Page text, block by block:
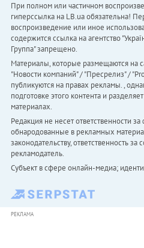
При полном или частичном
гиперссылка на LB.ua обязательна!
воспроизведение или иное
содержится ссылка на агентство
Группа" запрещено.
Материалы, которые размещаются на
"Новости компаний" / "Пресрелиз" /
публикуются на правах рекламы. ,
подготовке этого контента и
материалах.
Редакция не несет ответственности
обнародованные в рекламных
законодательству, ответственность
рекламодатель.
Субъект в сфере онлайн-медиа;
РЕКЛАМА